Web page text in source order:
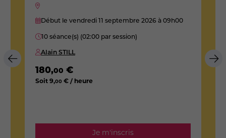
Début le vendredi 11 septembre 2026 à 09h00
10 séance(s) (02:00 par session)
Alain STILL
180,00 €
Soit9,00 € / heure
Je m'inscris